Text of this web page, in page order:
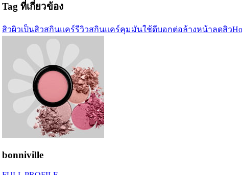
Tag ที่เกี่ยวข้อง
สิวผิวเป็นสิวสกินแคร์รีวิวสกินแคร์คุมมันใช้ดีบอกต่อล้างหน้าลดสิว
bonniville